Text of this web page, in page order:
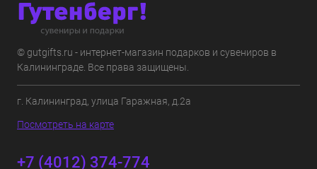
© gutgifts.ru - интернет-магазин подарков и сувениров в
Калининграде. Все права защищены.
г. Калининград, улица Гаражная, д.2а
Посмотреть на карте
+7 (4012) 374-774